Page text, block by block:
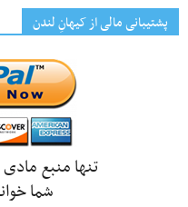
پشتیبانی مالی از کیهانِ لندن
تنها منبع
شما